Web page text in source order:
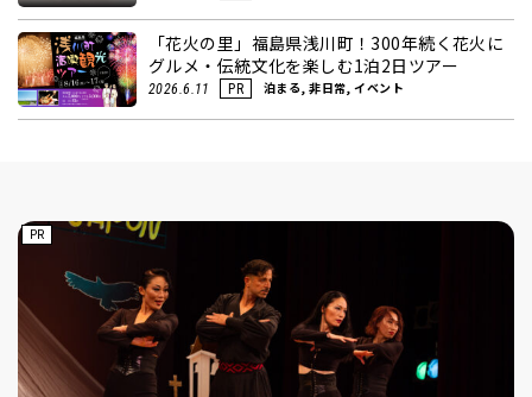
「花火の里」福島県浅川町！300年続く花火に
グルメ・伝統文化を楽しむ1泊2日ツアー
2026.6.11 PR 泊まる, 非日常, イベント
PR